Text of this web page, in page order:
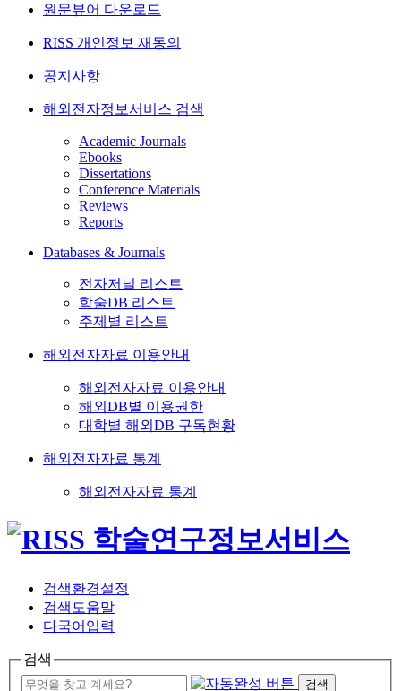
원문뷰어 다운로드
RISS 개인정보 재동의
공지사항
해외전자정보서비스 검색
Academic Journals
Ebooks
Dissertations
Conference Materials
Reviews
Reports
Databases & Journals
전자저널 리스트
학술DB 리스트
주제별 리스트
해외전자자료 이용안내
해외전자자료 이용안내
해외DB별 이용권한
대학별 해외DB 구독현황
해외전자자료 통계
해외전자자료 통계
검색환경설정
검색도움말
다국어입력
검색
검색